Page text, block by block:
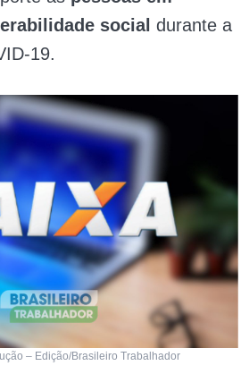
social durante a
19.
– Edição/Brasileiro Trabalhador